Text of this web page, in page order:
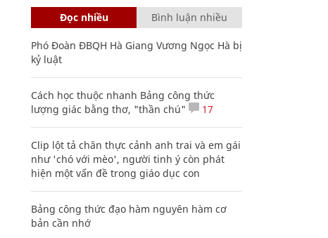
Đọc nhiều Bình luận nhiều
Phó Đoàn ĐBQH Hà Giang Vương Ngọc Hà bị
kỷ luật
Cách học thuộc nhanh Bảng công thức
lượng giác bằng thơ, "thần chú"
17
Clip lột tả chân thực cảnh anh trai và em gái
như 'chó với mèo', người tinh ý còn phát
hiện một vấn đề trong giáo dục con
Bảng công thức đạo hàm nguyên hàm cơ
bản cần nhớ